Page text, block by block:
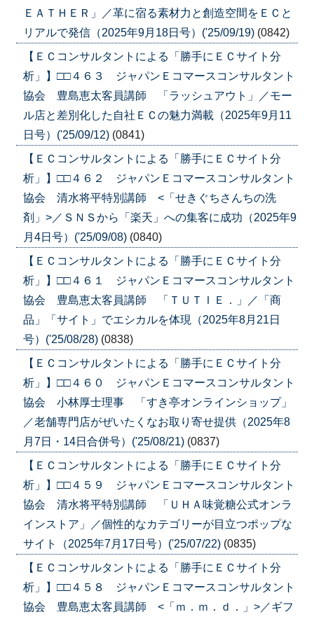
ＥＡＴＨＥＲ」／革に宿る素材力と創造空間をＥＣと
リアルで発信（2025年9月18日号）('25/09/19) (0842)
【ＥＣコンサルタントによる「勝手にＥＣサイト分
析」】□□４６３ ジャパンＥコマースコンサルタント
協会 豊島恵太客員講師 「ラッシュアウト」／モー
ル店と差別化した自社ＥＣの魅力満載（2025年9月11
日号）('25/09/12) (0841)
【ＥＣコンサルタントによる「勝手にＥＣサイト分
析」】□□４６２ ジャパンＥコマースコンサルタント
協会 清水将平特別講師 <「せきぐちさんちの洗
剤」>／ＳＮＳから「楽天」への集客に成功（2025年9
月4日号）('25/09/08) (0840)
【ＥＣコンサルタントによる「勝手にＥＣサイト分
析」】□□４６１ ジャパンＥコマースコンサルタント
協会 豊島恵太客員講師 「ＴＵＴＩＥ．」／「商
品」「サイト」でエシカルを体現（2025年8月21日
号）('25/08/28) (0838)
【ＥＣコンサルタントによる「勝手にＥＣサイト分
析」】□□４６０ ジャパンＥコマースコンサルタント
協会 小林厚士理事 「すき亭オンラインショップ」
／老舗専門店がぜいたくなお取り寄せ提供（2025年8
月7日・14日合併号）('25/08/21) (0837)
【ＥＣコンサルタントによる「勝手にＥＣサイト分
析」】□□４５９ ジャパンＥコマースコンサルタント
協会 清水将平特別講師 「ＵＨＡ味覚糖公式オンラ
インストア」／個性的なカテゴリーが目立つポップな
サイト（2025年7月17日号）('25/07/22) (0835)
【ＥＣコンサルタントによる「勝手にＥＣサイト分
析」】□□４５８ ジャパンＥコマースコンサルタント
協会 豊島恵太客員講師 <「ｍ．ｍ．ｄ．」>／ギフ